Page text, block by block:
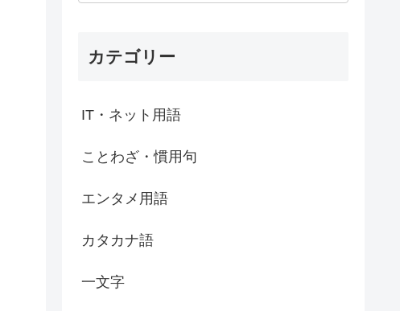
カテゴリー
IT・ネット用語
ことわざ・慣用句
エンタメ用語
カタカナ語
一文字